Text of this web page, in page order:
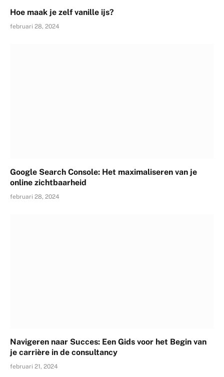
Hoe maak je zelf vanille ijs?
februari 28, 2024
Google Search Console: Het maximaliseren van je
online zichtbaarheid
februari 28, 2024
Navigeren naar Succes: Een Gids voor het Begin van
je carrière in de consultancy
februari 21, 2024